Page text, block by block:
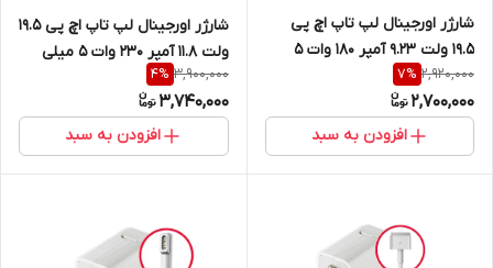
شارژر اورجینال لپ تاپ اچ پی
19.5 ولت 9.23 آمپر 180 وات ۵
میلی متر در ۷.۴ میلی متر
2,920,000
7%
2,700,000
افزودن به سبد
شارژر اورجینال لپ تاپ اچ پی 19.5
ولت 11.8 آمپر 230 وات ۵ میلی
متر در۷.۴ میلی متر
3,900,000
4%
3,740,000
افزودن به سبد